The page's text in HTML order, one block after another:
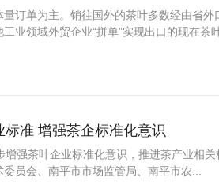
订单为主。销往国外的茶叶多数经由省
业领域外贸企业“拼单”实现出口的现在茶
准 增强茶企标准化意识
强茶叶企业标准化意识，推进茶产业相
员会、南平市市场监管局、南平市农...